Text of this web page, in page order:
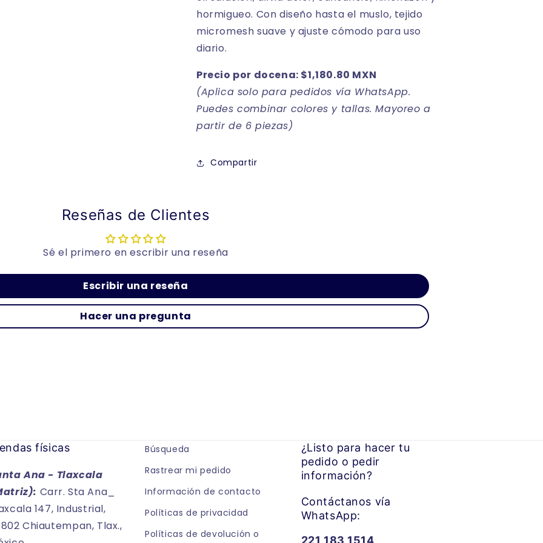
hormigueo. Con diseño hasta el muslo, tejido
micromesh suave y ajuste cómodo para uso
diario.
Precio por docena: $1,180.80 MXN
(Aplica solo para pedidos vía WhatsApp.
Puedes combinar colores y tallas. Mayoreo a
partir de 6 piezas)
Compartir
Reseñas de Clientes
Sé el primero en escribir una reseña
Escribir una reseña
Hacer una pregunta
físicas
Ana - Tlaxcala
Carr. Sta Ana_
147, Industrial,
Chiautempan, Tlax.,
Búsqueda
Rastrear mi pedido
Información de contacto
Políticas de privacidad
Políticas de devolución o
¿Listo para hacer tu
pedido o pedir
información?
Contáctanos vía
WhatsApp:
221 183 1514